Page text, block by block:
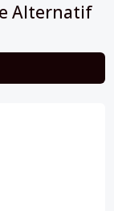
Alternatif